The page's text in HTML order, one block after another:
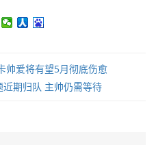
帅爱将有望5月彻底伤愈
期归队 主帅仍需等待